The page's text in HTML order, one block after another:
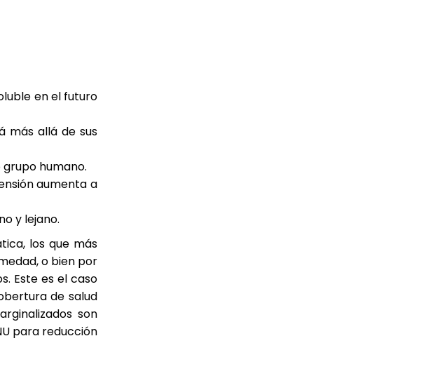
en el futuro
más allá de sus
humano.
aumenta a
y lejano.
los que más
o bien por
Este es el caso
de salud
son
para reducción